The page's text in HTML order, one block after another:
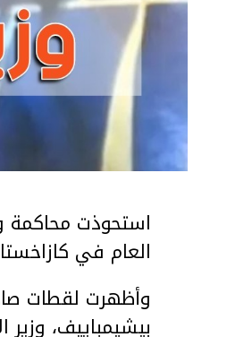
استحوذت محاكمة
العام في
وأظهرت لقطات
بيشيمباييف،